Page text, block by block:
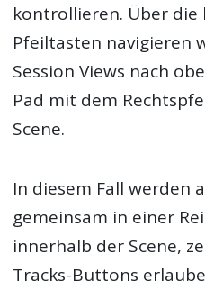
kontrollieren. Über die
Pfeiltasten navigieren
Session Views nach
Pad mit dem
Scene.
In diesem Fall werden
gemeinsam in einer
innerhalb der Scene,
Tracks-Buttons